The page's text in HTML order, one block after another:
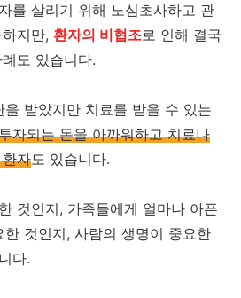
를 살리기 위해 노심초사하고 관
지만, 환자의 비협조로 인해 결국
도 있습니다.
받았지만 치료를 받을 수 있는
자되는 돈을 아까워하고 치료나
자도 있습니다.
것인지, 가족들에게 얼마나 아픈
한 것인지, 사람의 생명이 중요한
다.